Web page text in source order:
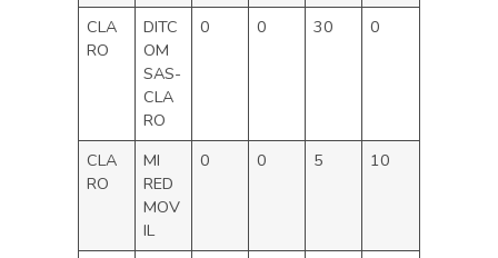
CLA
RO
DITC
OM
SAS-
CLA
RO
0 0 30 0
CLA
RO
MI
RED
MOV
IL
0 0 5 10